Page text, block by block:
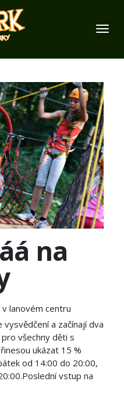
na
v lanovém centru
a začínají dva
všechny děti s
ukázat 15 %
od 14:00 do 20:00,
vstup na